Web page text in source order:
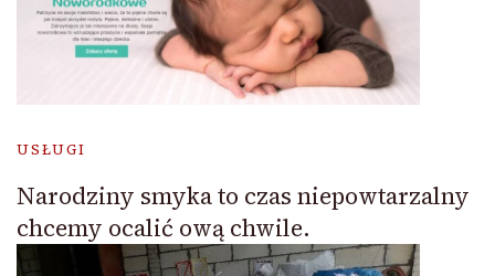
USŁUGI
Narodziny smyka to czas niepowtarzalny
chcemy ocalić ową chwile.